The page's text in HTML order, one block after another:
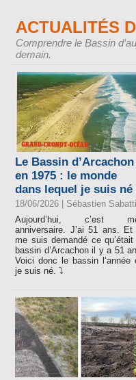
ACTUALITÉS
Comprendre le Bassin
demain.
Le Bassin d’Arcachon
en 1975 : le monde
dans lequel je suis né
18/06/2026 | Sébastien
Aujourd’hui, c’est
anniversaire. J’ai 51 ans. Et
me suis demandé ce
bassin d’Arcachon il y a 51
Voici donc le bassin l’année
je suis né. ⤵️